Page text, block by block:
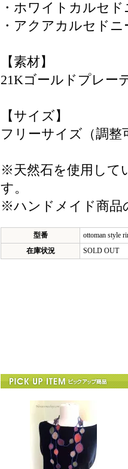
・ホワイトカルセド
・アクアカルセドニ
【素材】
21Kゴールドプレー
【サイズ】
フリーサイズ（調整
※天然石を使用して
す。
※ハンドメイド商品
型番
ottoman style
在庫状況
SOLD OUT